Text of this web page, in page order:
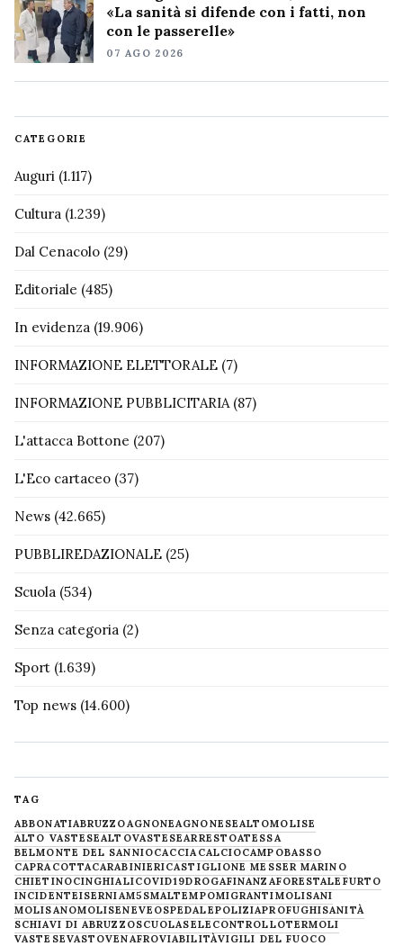
«La sanità si difende con i fatti, non
con le passerelle»
07 AGO 2026
CATEGORIE
Auguri (1.117)
Cultura (1.239)
Dal Cenacolo (29)
Editoriale (485)
In evidenza (19.906)
INFORMAZIONE ELETTORALE (7)
INFORMAZIONE PUBBLICITARIA (87)
L'attacca Bottone (207)
L'Eco cartaceo (37)
News (42.665)
PUBBLIREDAZIONALE (25)
Scuola (534)
Senza categoria (2)
Sport (1.639)
Top news (14.600)
TAG
ABBONATIABRUZZOAGNONEAGNONESEALTOMOLISE
ALTO VASTESEALTOVASTESEARRESTOATESSA
BELMONTE DEL SANNIOCACCIA CALCIOCAMPOBASSO
CAPRACOTTACARABINIERICASTIGLIONE MESSER MARINO
CHIETINOCINGHIALICOVID19DROGAFINANZAFORESTALE FURTO
INCIDENTEISERNIAM5SMALTEMPOMIGRANTIMOLISANI
MOLISANOMOLISENEVE OSPEDALEPOLIZIAPROFUGHISANITÀ
SCHIAVI DI ABRUZZOSCUOLASELECONTROLLOTERMOLI
VASTESEVASTOVENAFROVIABILITÀVIGILI DEL FUOCO